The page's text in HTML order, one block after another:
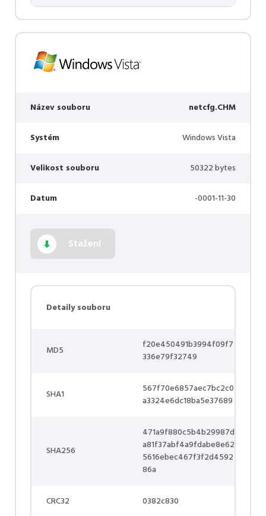
Název souboru netcfg.CHM
Systém Windows Vista
Velikost souboru 50322 bytes
Datum -0001-11-30
Stažení
Detaily souboru
MD5
f20e450491b3994f09f7
336e79f32749
SHA1
567f70e6857aec7bc2c0
a3324e6dc18ba5e37689
SHA256
471a9f880c5b4b29987d
a81f37abf4a9fdabe8e62
5616ebec467f3f2d4592
86a
CRC32 0382c830